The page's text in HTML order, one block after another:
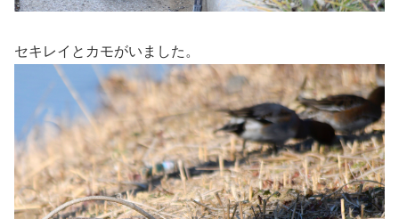
セキレイとカモがいました。